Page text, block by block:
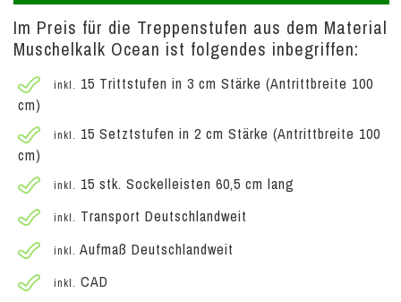
Im Preis für die Treppenstufen aus dem Material
Muschelkalk Ocean ist folgendes inbegriffen:
inkl. 15 Trittstufen in 3 cm Stärke (Antrittbreite 100
cm)
inkl. 15 Setztstufen in 2 cm Stärke (Antrittbreite 100
cm)
inkl. 15 stk. Sockelleisten 60,5 cm lang
inkl. Transport Deutschlandweit
inkl. Aufmaß Deutschlandweit
inkl. CAD